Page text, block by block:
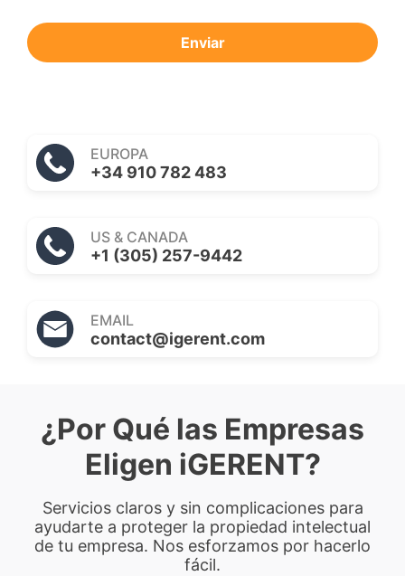
Enviar
EUROPA
+34 910 782 483
US & CANADA
+1 (305) 257-9442
EMAIL
contact@igerent.com
¿Por Qué las Empresas
Eligen iGERENT?
Servicios claros y sin complicaciones para
ayudarte a proteger la propiedad intelectual
de tu empresa. Nos esforzamos por hacerlo
fácil.